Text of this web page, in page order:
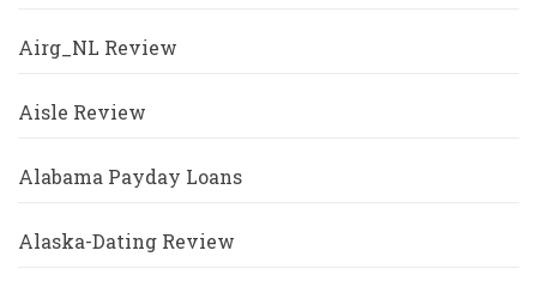
Airg_NL Review
Aisle Review
Alabama Payday Loans
Alaska-Dating Review